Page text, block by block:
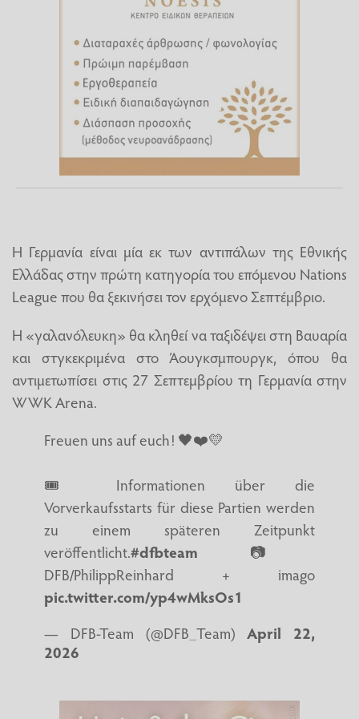
Η Γερμανία είναι μία εκ των αντιπάλων της Εθνικής
Ελλάδας στην πρώτη κατηγορία του επόμενου Nations
League που θα ξεκινήσει τον ερχόμενο Σεπτέμβριο.
Η «γαλανόλευκη» θα κληθεί να ταξιδέψει στη Βαυαρία
και στγκεκριμένα στο Άουγκσμπουργκ, όπου θα
αντιμετωπίσει στις 27 Σεπτεμβρίου τη Γερμανία στην
WWK Arena.
Freuen uns auf euch! 🖤❤️💛
🎟️ Informationen über die
Vorverkaufsstarts für diese Partien werden
zu einem späteren Zeitpunkt
veröffentlicht.#dfbteam 📷️
DFB/PhilippReinhard + imago
pic.twitter.com/yp4wMksOs1
— DFB-Team (@DFB_Team)April 22,
2026